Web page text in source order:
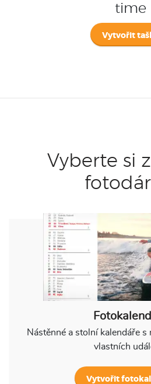
time
Vytvořit
Vyberte si
Nástěnné a stolní kalendáře
vlastních
Vytvořit